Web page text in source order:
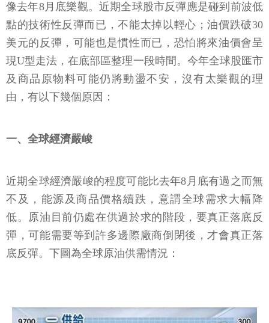
像去年8月底樂觀。近期全球股市反彈應是碰到前波低
點的技術性反彈而已，不能太掉以輕心；油價跌破30
美元的反彈，可能也是慣性而已，恐怕將來油價會呈
現U型走法，在底部區整理一段時間。今年全球股匯市
及商品原物料可能仍將動盪不安，沒有太樂觀的理
由，有以下幾個原因：
一、全球經濟嚴峻
近期全球經濟嚴峻的程度可能比去年8月底有過之而無
不及，能源及商品價格續跌，意謂全球需求大幅降
低。原油目前仍處在供過於求的階段，要真正落底反
彈，可能需要等到許多邊際廠商倒閉後，才會真正落
底反彈。下圖為全球原油供需情況：